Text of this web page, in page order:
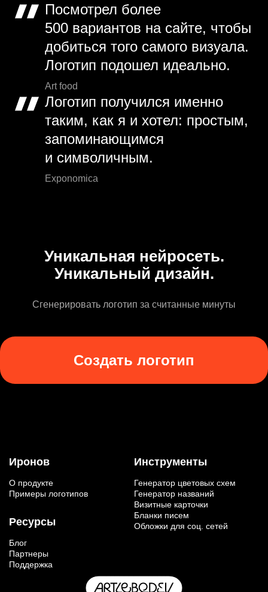
Посмотрел более
500 вариантов на сайте, чтобы
добиться того самого визуала.
Логотип подошел идеально.
Art food
Логотип получился именно
таким, как я и хотел: простым,
запоминающимся
и символичным.
Exponomica
Уникальная нейросеть.
Уникальный дизайн.
Сгенерировать логотип за считанные минуты
Создать логотип
Иронов
О продукте
Примеры логотипов
Ресурсы
Блог
Партнеры
Поддержка
Инструменты
Генератор цветовых схем
Генератор названий
Визитные карточки
Бланки писем
Обложки для соц. сетей